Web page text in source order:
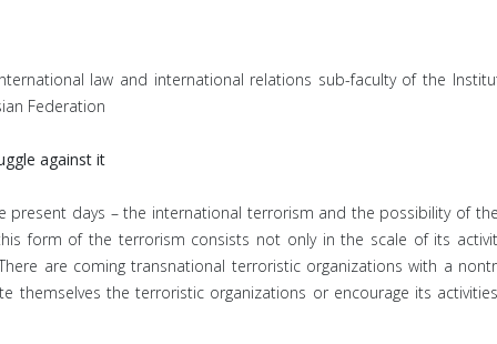
law and international relations sub-faculty of the
Federation
against it
present days – the international terrorism and the possibility of
form of the terrorism consists not only in the scale of its
are coming transnational terroristic organizations with a
themselves the terroristic organizations or encourage its